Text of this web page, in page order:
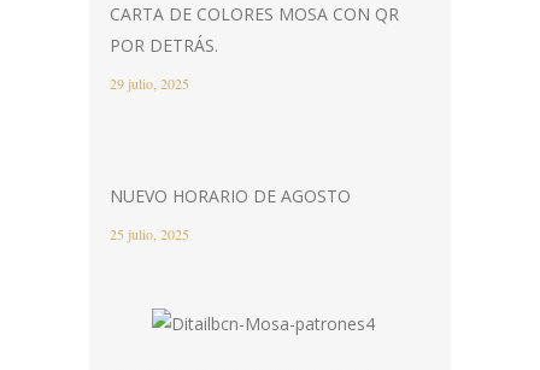
CARTA DE COLORES MOSA CON QR
POR DETRÁS.
29 julio, 2025
NUEVO HORARIO DE AGOSTO
25 julio, 2025